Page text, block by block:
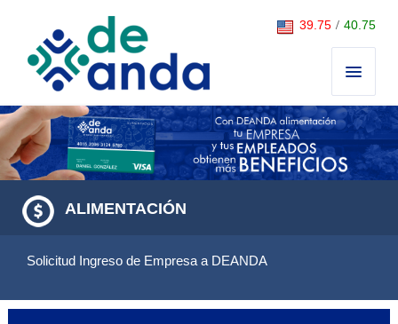
39.75 / 40.75
ALIMENTACIÓN
Solicitud Ingreso de Empresa a DEANDA